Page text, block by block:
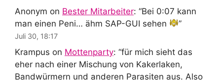
Anonym on Bester Mitarbeiter: “Bei 0:07 kann
man einen Peni… ähm SAP-GUI sehen
”
Juli 30, 18:17
Krampus on Mottenparty: “für mich sieht das
eher nach einer Mischung von Kakerlaken,
Bandwürmern und anderen Parasiten aus. Also